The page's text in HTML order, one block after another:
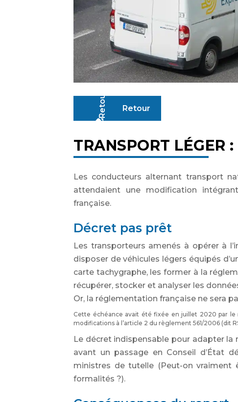
Retour
TRANSPORT LÉGER
Les conducteurs alternant transport
attendaient une modification
française.
Décret pas prêt
Les transporteurs amenés à opérer à
disposer de véhicules légers équipés
carte tachygraphe, les former à la
récupérer, stocker et analyser les
Or, la réglementation française ne sera
Cette échéance avait été fixée en juillet 2020 par
modifications à l’article 2 du règlement 561/2006 (dit
Le décret indispensable pour adapter
avant un passage en Conseil d’État
ministres de tutelle (Peut-on
formalités ?).